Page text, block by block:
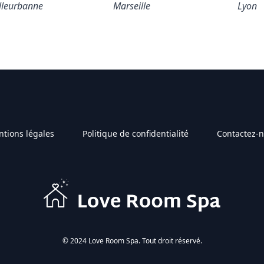
Marseille Lyon
légales Politique de confidentialité Contactez-
© 2024 Love Room Spa. Tout droit réservé.